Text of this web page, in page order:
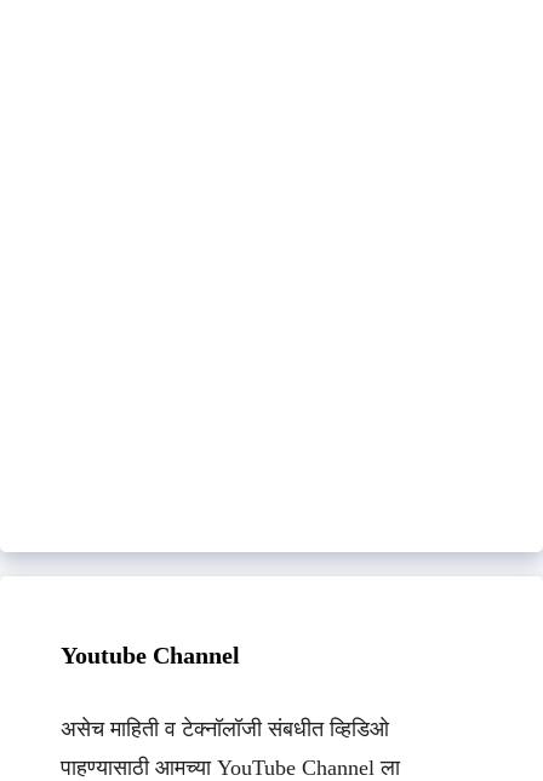
Youtube Channel
असेच माहिती व टेक्नॉलॉजी संबधीत व्हिडिओ
पाहण्यासाठी आमच्या YouTube Channel ला